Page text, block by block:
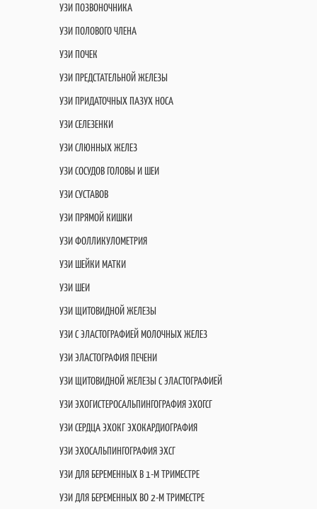
УЗИ ПОЗВОНОЧНИКА
УЗИ ПОЛОВОГО ЧЛЕНА
УЗИ ПОЧЕК
УЗИ ПРЕДСТАТЕЛЬНОЙ ЖЕЛЕЗЫ
УЗИ ПРИДАТОЧНЫХ ПАЗУХ НОСА
УЗИ СЕЛЕЗЕНКИ
УЗИ СЛЮННЫХ ЖЕЛЕЗ
УЗИ СОСУДОВ ГОЛОВЫ И ШЕИ
УЗИ СУСТАВОВ
УЗИ ПРЯМОЙ КИШКИ
УЗИ ФОЛЛИКУЛОМЕТРИЯ
УЗИ ШЕЙКИ МАТКИ
УЗИ ШЕИ
УЗИ ЩИТОВИДНОЙ ЖЕЛЕЗЫ
УЗИ С ЭЛАСТОГРАФИЕЙ МОЛОЧНЫХ ЖЕЛЕЗ
УЗИ ЭЛАСТОГРАФИЯ ПЕЧЕНИ
УЗИ ЩИТОВИДНОЙ ЖЕЛЕЗЫ С ЭЛАСТОГРАФИЕЙ
УЗИ ЭХОГИСТЕРОСАЛЬПИНГОГРАФИЯ ЭХОГСГ
УЗИ СЕРДЦА ЭХОКГ ЭХОКАРДИОГРАФИЯ
УЗИ ЭХОСАЛЬПИНГОГРАФИЯ ЭХСГ
УЗИ ДЛЯ БЕРЕМЕННЫХ В 1-М ТРИМЕСТРЕ
УЗИ ДЛЯ БЕРЕМЕННЫХ ВО 2-М ТРИМЕСТРЕ